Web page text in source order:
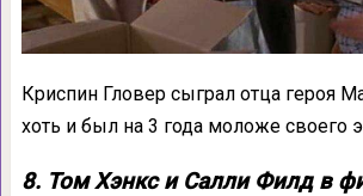
Криспин Гловер сыграл отца героя
хоть и был на 3 года моложе своего
8. Том Хэнкс и Салли Филд в